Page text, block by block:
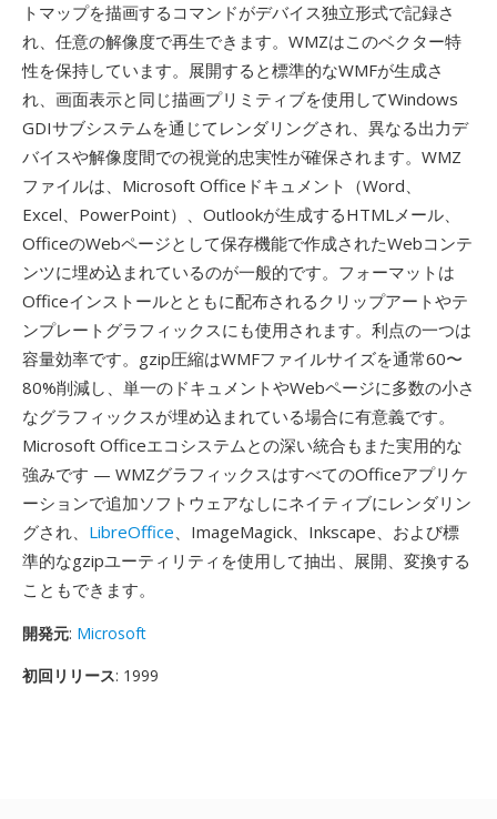
トマップを描画するコマンドがデバイス独立形式で記録さ
れ、任意の解像度で再生できます。WMZはこのベクター特
性を保持しています。展開すると標準的なWMFが生成さ
れ、画面表示と同じ描画プリミティブを使用してWindows
GDIサブシステムを通じてレンダリングされ、異なる出力デ
バイスや解像度間での視覚的忠実性が確保されます。WMZ
ファイルは、Microsoft Officeドキュメント（Word、
Excel、PowerPoint）、Outlookが生成するHTMLメール、
OfficeのWebページとして保存機能で作成されたWebコンテ
ンツに埋め込まれているのが一般的です。フォーマットは
Officeインストールとともに配布されるクリップアートやテ
ンプレートグラフィックスにも使用されます。利点の一つは
容量効率です。gzip圧縮はWMFファイルサイズを通常60〜
80%削減し、単一のドキュメントやWebページに多数の小さ
なグラフィックスが埋め込まれている場合に有意義です。
Microsoft Officeエコシステムとの深い統合もまた実用的な
強みです — WMZグラフィックスはすべてのOfficeアプリケ
ーションで追加ソフトウェアなしにネイティブにレンダリン
グされ、 LibreOffice、ImageMagick、Inkscape、および標
準的なgzipユーティリティを使用して抽出、展開、変換する
こともできます。
開発元: Microsoft
初回リリース: 1999